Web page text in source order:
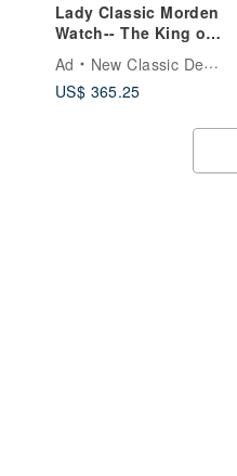
Lady Classic Morden
Watch-- The King of
Ad
New Classic Design
US$ 365.25